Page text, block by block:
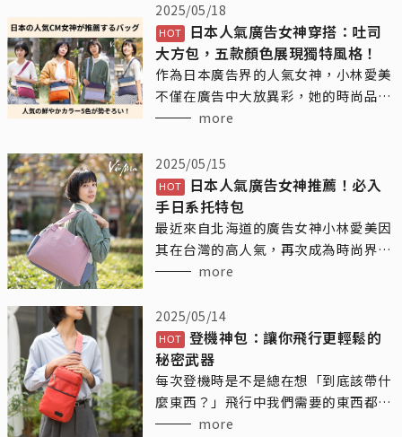
2025/05/18
日本人氣廣告女神穿搭：吐司
大方包，五款顏色展現獨特風格！
作為日本廣告界的人氣女神，小林愛美
不僅在廣告中大放異彩，她的時尚品味
也引領了不少女性的潮流。近日，她背
方包，這款包包不僅簡約大方，還兼具
實用性，是她日常生活中的得力助手。
more
2025/05/15
日本人氣廣告女神推薦！必入
手日系托特包
最近來自北海道的廣告女神小林愛美因
其在台灣的高人氣，再次成為時尚界的
焦點。這位以廣告演員身份活躍的女
帶來了不少精彩的時尚演繹。
more
2025/05/14
登機神包：讓你飛行更輕鬆的
秘密武器
每次登機時是不是總在想「到底該帶什
麼東西？」飛行中我們需要的東西都挺
多的，水瓶、手機、耳機、零食、護膚
more